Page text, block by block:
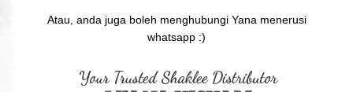
Atau, anda juga boleh menghubungi Yana menerusi
whatsapp :)